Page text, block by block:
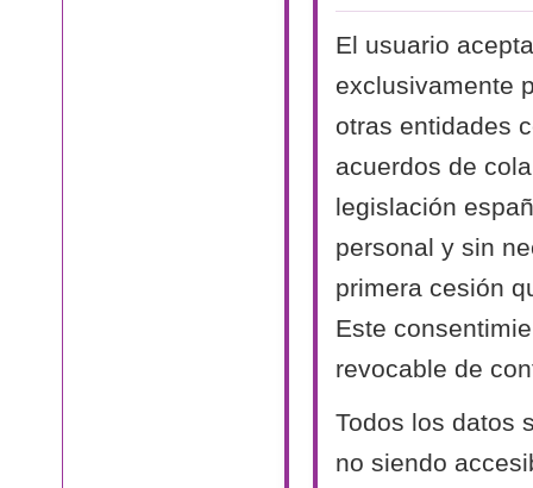
El usuario
exclusivamente
otras entidades
acuerdos de
legislación
personal y sin
primera cesión
Este
revocable de
Todos los datos
no siendo